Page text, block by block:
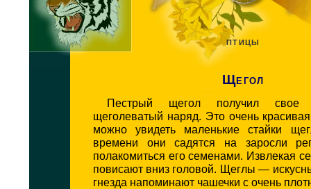
ПТИЦЫ
Щегол
Пестрый щегол получил свое
щеголеватый наряд. Это очень
можно увидеть маленькие стайки
времени они садятся на заросли
полакомиться его семенами. Извлекая
повисают вниз головой. Щеглы —
гнезда напоминают чашечки с очень